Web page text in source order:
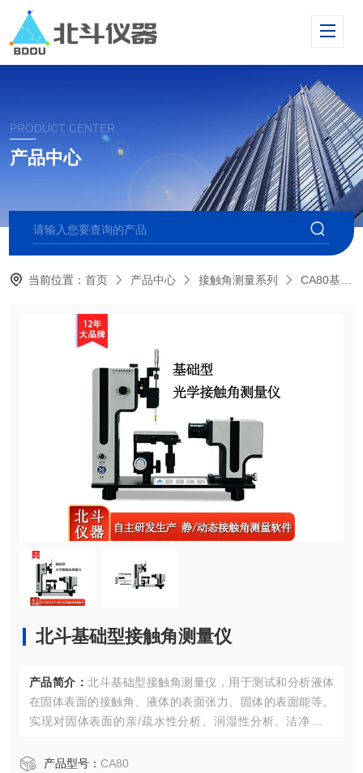
PRODUCT CENTER
产品中心
当前位置：首页 产品中心 接触角测量系列 CA80基础型光学接触角测量仪
北斗基础型接触角测量仪
产品简介： 北斗基础型接触角测量仪，用于测试和分析液体
在固体表面的接触角、液体的表面张力、固体的表面能等。
实现对固体表面的亲/疏水性分析、润湿性分析、洁净度检
过程分析。
产品型号： CA80